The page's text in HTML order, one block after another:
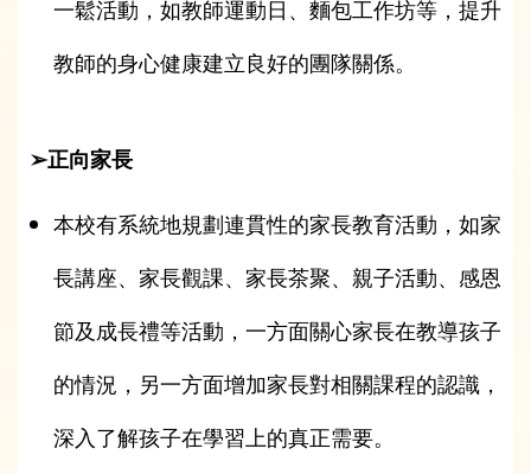
一鬆活動，如教師運動日、麵包工作坊等，提升
教師的身心健康建立良好的團隊關係。
➢正向家長
本校有系統地規劃連貫性的家長教育活動，如家
長講座、家長觀課、家長茶聚、親子活動、感恩
節及成長禮等活動，一方面關心家長在教導孩子
的情況，另一方面增加家長對相關課程的認識，
深入了解孩子在學習上的真正需要。